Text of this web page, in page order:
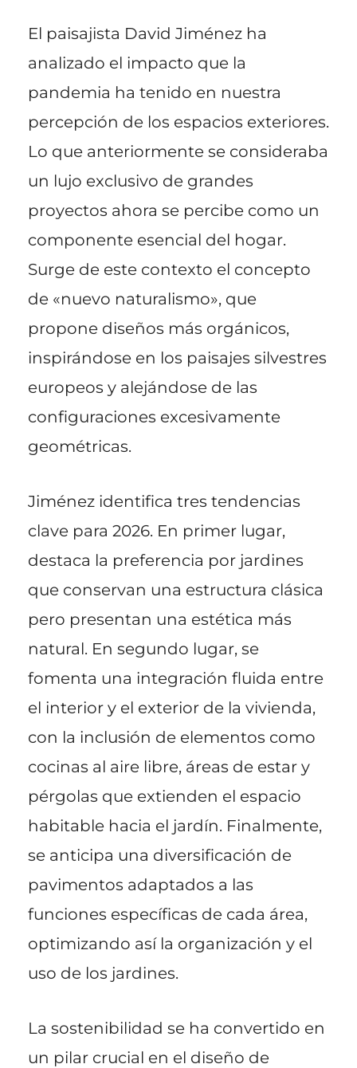
El paisajista David Jiménez ha
analizado el impacto que la
pandemia ha tenido en nuestra
percepción de los espacios exteriores.
Lo que anteriormente se consideraba
un lujo exclusivo de grandes
proyectos ahora se percibe como un
componente esencial del hogar.
Surge de este contexto el concepto
de «nuevo naturalismo», que
propone diseños más orgánicos,
inspirándose en los paisajes silvestres
europeos y alejándose de las
configuraciones excesivamente
geométricas.
Jiménez identifica tres tendencias
clave para 2026. En primer lugar,
destaca la preferencia por jardines
que conservan una estructura clásica
pero presentan una estética más
natural. En segundo lugar, se
fomenta una integración fluida entre
el interior y el exterior de la vivienda,
con la inclusión de elementos como
cocinas al aire libre, áreas de estar y
pérgolas que extienden el espacio
habitable hacia el jardín. Finalmente,
se anticipa una diversificación de
pavimentos adaptados a las
funciones específicas de cada área,
optimizando así la organización y el
uso de los jardines.
La sostenibilidad se ha convertido en
un pilar crucial en el diseño de